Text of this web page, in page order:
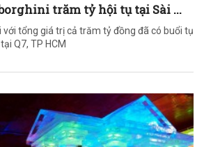
trăm tỷ hội tụ tại Sài ...
với tổng giá trị cả trăm tỷ đồng đã có buổi tụ
Q7, TP HCM